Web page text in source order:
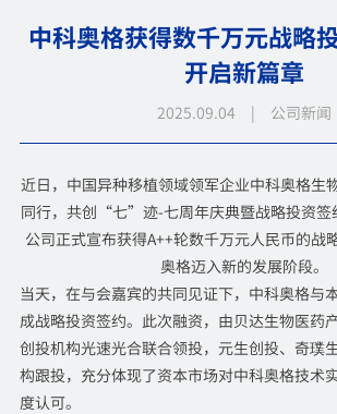
中科奥格获得数千万元战略
开启新篇章
2025.09.04 | 公司新闻
近日，中国异种移植领域领军企业中科奥格
同行，共创“七”迹-七周年庆典暨战略投资签
公司正式宣布获得A++轮数千万元人民币的战
奥格迈入新的发展阶段。
当天，在与会嘉宾的共同见证下，中科奥格与
成战略投资签约。此次融资，由贝达生物医药
创投机构光速光合联合领投，元生创投、奇璞
构跟投，充分体现了资本市场对中科奥格技术
度认可。